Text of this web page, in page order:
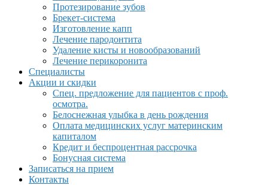
Протезирование зубов
Брекет-система
Изготовление капп
Лечение пародонтита
Удаление кисты и новообразований
Лечение перикоронита
Специалисты
Акции и скидки
Спец. предложение для пациентов с проф.
осмотра.
Белоснежная улыбка в день рождения
Оплата медицинских услуг материнским
капиталом
Кредит и беспроцентная рассрочка
Бонусная система
Записаться на прием
Контакты